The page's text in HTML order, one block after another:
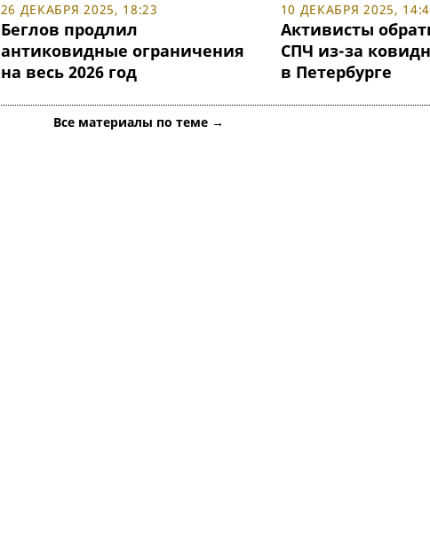
26 ДЕКАБРЯ 2025, 18:23
Беглов продлил
антиковидные ограничения
на весь 2026 год
10 ДЕКАБРЯ 2025,
Активисты
СПЧ из-за
в Петербурге
Все материалы по теме →